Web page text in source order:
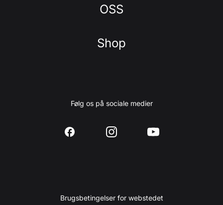
OSS
Shop
Følg os på sociale medier
Brugsbetingelser for webstedet